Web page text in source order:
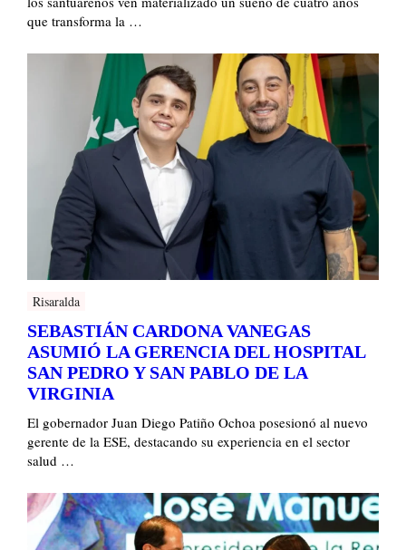
que transforma la …
Risaralda
SEBASTIÁN CARDONA VANEGAS
ASUMIÓ LA GERENCIA DEL HOSPITAL
SAN PEDRO Y SAN PABLO DE LA
VIRGINIA
El gobernador Juan Diego Patiño Ochoa posesionó al nuevo
gerente de la ESE, destacando su experiencia en el sector
salud …